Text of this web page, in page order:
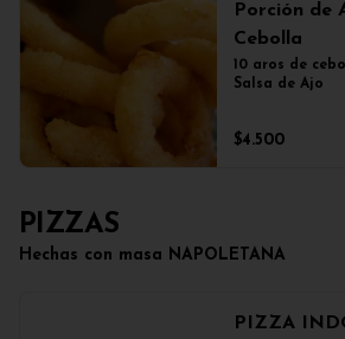
Porción de
Cebolla
10 aros de
Salsa de Ajo
$4.500
PIZZAS
Hechas con masa NAPOLETANA
PIZZA